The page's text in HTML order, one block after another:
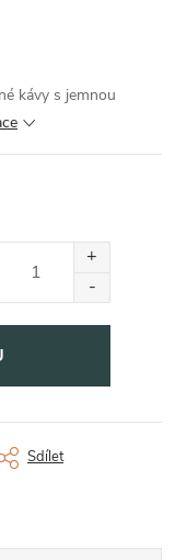
kávy s jemnou
Sdílet